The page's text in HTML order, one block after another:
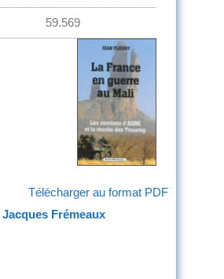
59.569
Télécharger au format PDF
Jacques Frémeaux